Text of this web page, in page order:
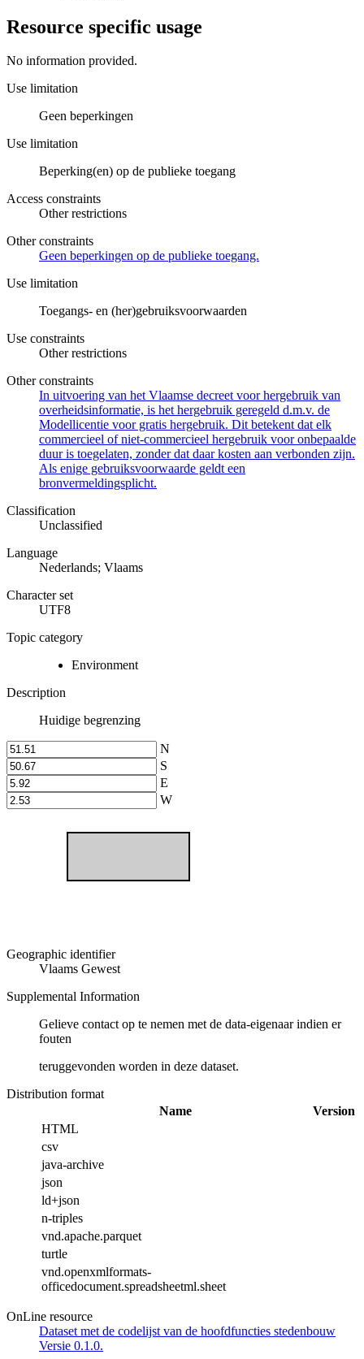
Resource specific usage
No information provided.
Use limitation
Geen beperkingen
Use limitation
Beperking(en) op de publieke toegang
Access constraints
Other restrictions
Other constraints
Geen beperkingen op de publieke toegang.
Use limitation
Toegangs- en (her)gebruiksvoorwaarden
Use constraints
Other restrictions
Other constraints
In uitvoering van het Vlaamse decreet voor hergebruik van
overheidsinformatie, is het hergebruik geregeld d.m.v. de
Modellicentie voor gratis hergebruik. Dit betekent dat elk
commercieel of niet-commercieel hergebruik voor onbepaalde
duur is toegelaten, zonder dat daar kosten aan verbonden zijn.
Als enige gebruiksvoorwaarde geldt een
bronvermeldingsplicht.
Classification
Unclassified
Language
Nederlands; Vlaams
Character set
UTF8
Topic category
Environment
Description
Huidige begrenzing
N
S
E
W
Geographic identifier
Vlaams Gewest
Supplemental Information
Gelieve contact op te nemen met de data-eigenaar indien er
fouten
teruggevonden worden in deze dataset.
Distribution format
Name
Version
HTML
csv
java-archive
json
ld+json
n-triples
vnd.apache.parquet
turtle
vnd.openxmlformats-
officedocument.spreadsheetml.sheet
OnLine resource
Dataset met de codelijst van de hoofdfuncties stedenbouw
Versie 0.1.0.